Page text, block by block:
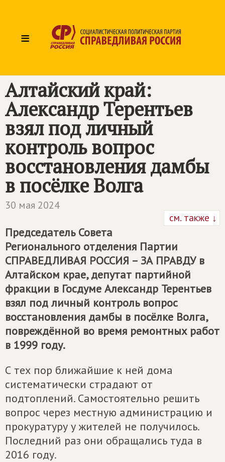
≡
Алтайский край:
Александр Терентьев
взял под личный
контроль вопрос
восстановления дамбы
в посёлке Волга
30 мая 2024
см. также ↓
Председатель Совета
Регионального отделения Партии
СПРАВЕДЛИВАЯ РОССИЯ – ЗА ПРАВДУв
Алтайском крае, депутат партийной
фракции в Госдуме Александр Терентьев
взял под личный контроль вопрос
восстановления дамбы в посёлке Волга,
повреждённой во время ремонтных работ
в 1999 году.
С тех пор ближайшие к ней дома
систематически страдают от
подтоплений. Самостоятельно решить
вопрос через местную администрацию и
прокуратуру у жителей не получилось.
Последний раз они обращались туда в
2016 году.